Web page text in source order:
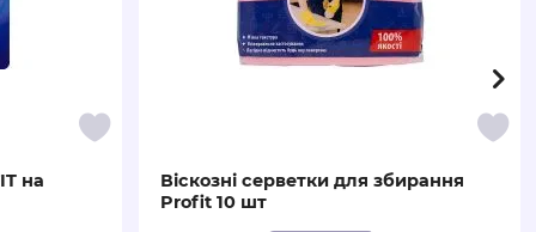
на
Віскозні серветки для збирання
Profit 10 шт